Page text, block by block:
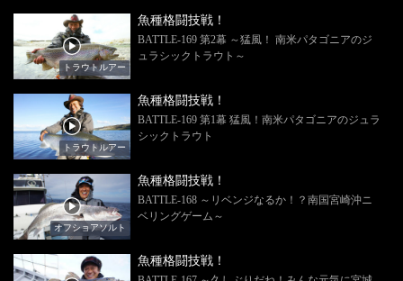
トラウトルアー
魚種格闘技戦！
BATTLE-169 第2幕 ～猛風！ 南米パタゴニアのジ
ュラシックトラウト～
トラウトルアー
魚種格闘技戦！
BATTLE-169 第1幕 猛風！南米パタゴニアのジュラ
シックトラウト
オフショアソルト
魚種格闘技戦！
BATTLE-168 ～リベンジなるか！？南国宮崎沖ニ
ベリングゲーム～
魚種格闘技戦！